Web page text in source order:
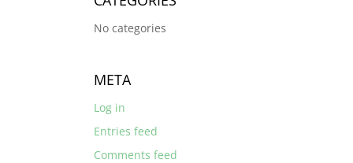
No categories
META
Log in
Entries feed
Comments feed